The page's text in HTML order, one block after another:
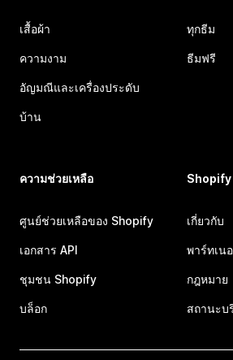
เสื้อผ้า
ความงาม
อัญมณีและเครื่องประดับ
บ้าน
ทุกธีม
ธีมฟรี
ความช่วยเหลือ
ศูนย์ช่วยเหลือของ Shopify
เอกสาร API
ชุมชน Shopify
บล็อก
Shopify
เกี่ยวกับ
พาร์ทเน
กฎหมาย
สถานะบ